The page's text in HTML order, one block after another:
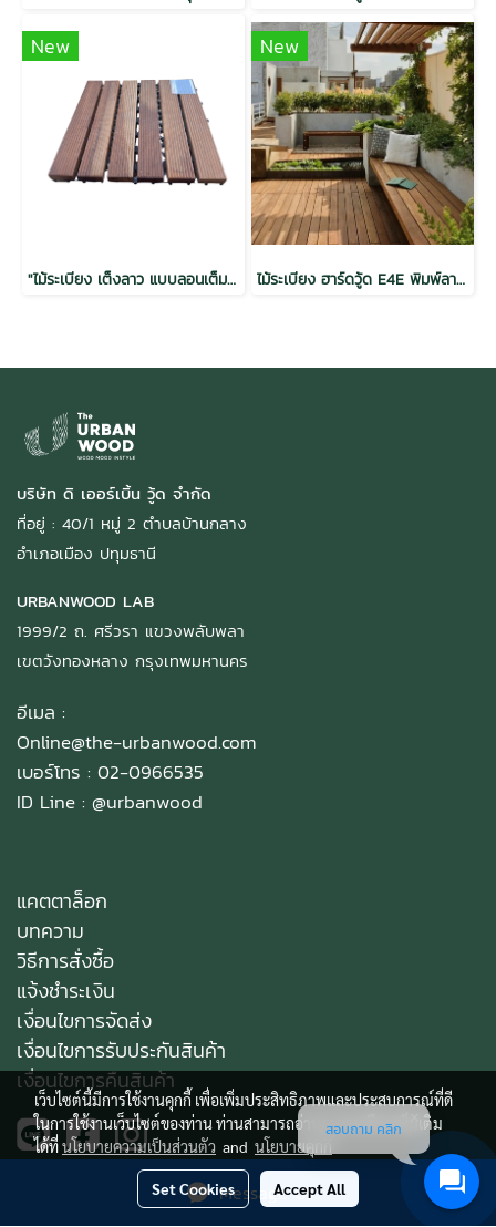
Message Us
New
"ไม้ระเบียง เต็งลาว แบบลอนเต็ม อบ กันปลวก H3.2 25x300x300mm."
New
ไม้ระเบียง ฮาร์ดวู้ด E4E พิมพ์ลาย อบ กันปลวก H3.2 สีวอลนัท 1.5x6x2.5 (28mm.x130mm.)
บริษัท ดิ เออร์เบิ้น วู้ด จำกัด
ที่อยู่ : 40/1 หมู่ 2 ตำบลบ้านกลาง
อำเภอเมือง ปทุมธานี
URBANWOOD LAB
1999/2 ถ. ศรีวรา แขวงพลับพลา
เขตวังทองหลาง กรุงเทพมหานคร
อีเมล :
Online@the-urbanwood.com
เบอร์โทร : 02-0966535
ID Line : @urbanwood
แคตตาล็อก
บทความ
วิธีการสั่งซื้อ
แจ้งชำระเงิน
เงื่อนไขการจัดส่ง
เงื่อนไขการรับประกันสินค้า
เงื่อนไขการคืนสินค้า
Copy right by makewebeasy.com
เว็บไซต์นี้มีการใช้งานคุกกี้ เพื่อเพิ่มประสิทธิภาพและประสบการณ์ที่ดี
ในการใช้งานเว็บไซต์ของท่าน ท่านสามารถอ่านรายละเอียดเพิ่มเติม
ได้ที่นโยบายความเป็นส่วนตัว and นโยบายคุกกี้
Set Cookies Accept All
สอบถาม คลิก